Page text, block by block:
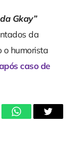
Gkay”
da
o humorista
caso de